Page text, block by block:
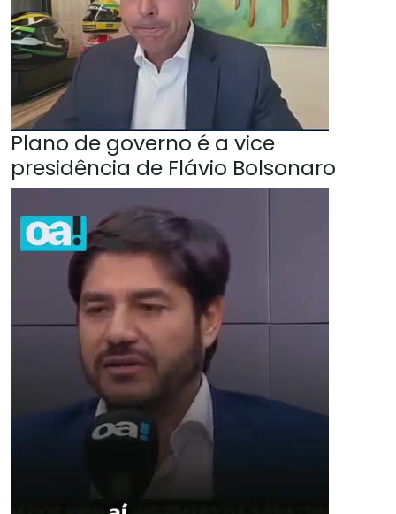
Plano de governo é a vice
presidência de Flávio Bolsonaro